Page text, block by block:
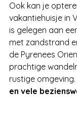
Ook kan je
vakantiehuisje in
is gelegen aan
met zandstrand
de Pyrenees
prachtige
rustige omgeving.
en vele